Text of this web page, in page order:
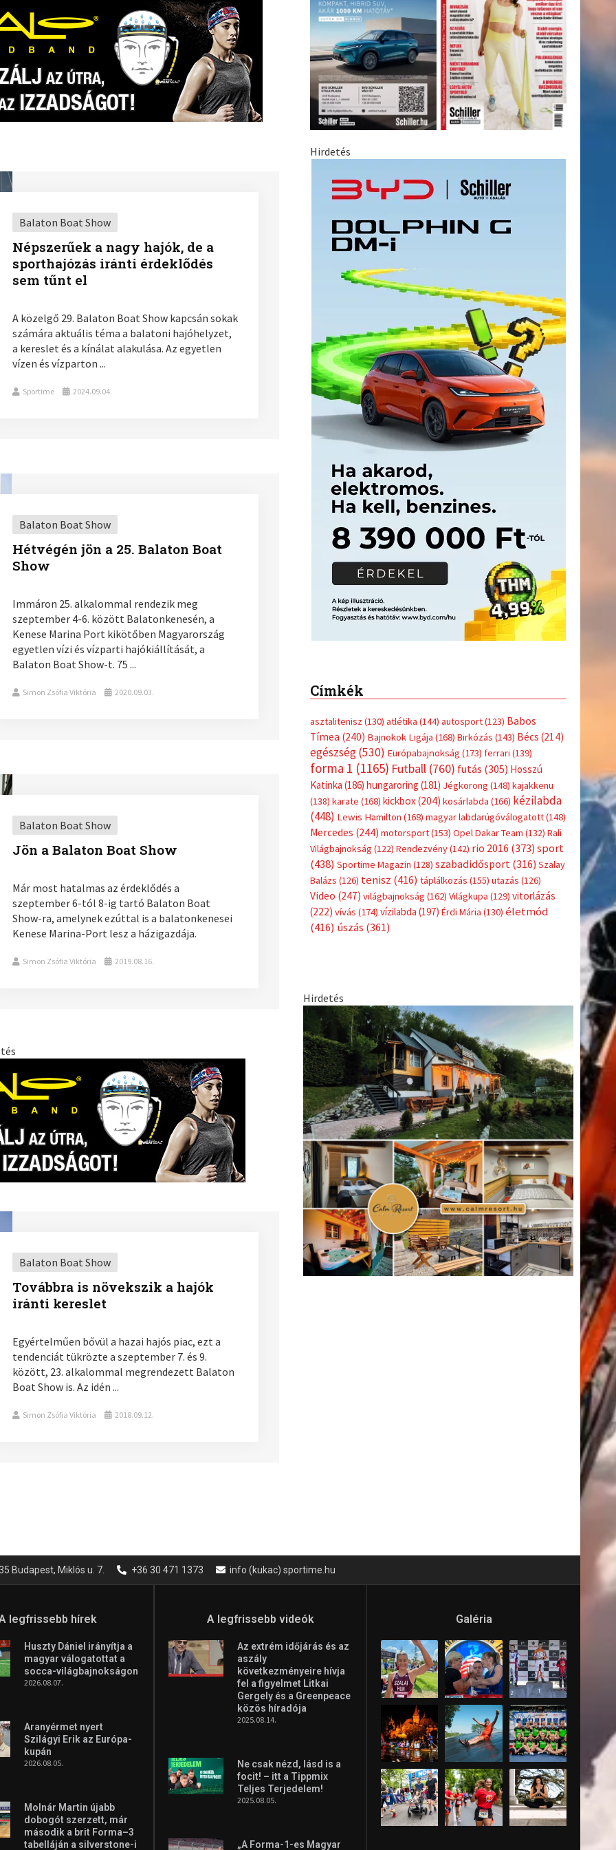
Balaton Boat Show
Népszerűek a nagy hajók, de a
sporthajózás iránti érdeklődés
sem tűnt el
A közelgő 29. Balaton Boat Show kapcsán sokak
számára aktuális téma a balatoni hajóhelyzet,
a kereslet és a kínálat alakulása. Az egyetlen
vízen és vízparton ...
Sportime 2024.09.04.
Balaton Boat Show
Hétvégén jön a 25. Balaton Boat
Show
Immáron 25. alkalommal rendezik meg
szeptember 4-6. között Balatonkenesén, a
Kenese Marina Port kikötőben Magyarország
egyetlen vízi és vízparti hajókiállítását, a
Balaton Boat Show-t. 75 ...
Simon Zsófia Viktória 2020.09.03.
Balaton Boat Show
Jön a Balaton Boat Show
Már most hatalmas az érdeklődés a
szeptember 6-tól 8-ig tartó Balaton Boat
Show-ra, amelynek ezúttal is a balatonkenesei
Kenese Marina-Port lesz a házigazdája.
Simon Zsófia Viktória 2019.08.16.
Balaton Boat Show
Továbbra is növekszik a hajók
iránti kereslet
Egyértelműen bővül a hazai hajós piac, ezt a
tendenciát tükrözte a szeptember 7. és 9.
között, 23. alkalommal megrendezett Balaton
Boat Show is. Az idén ...
Simon Zsófia Viktória 2018.09.12.
Hirdetés
Címkék
asztalitenisz (130) atlétika (144) autosport(123) Babos
Tímea (240) Bajnokok Ligája (168) Birkózás (143) Bécs (214)
egészség(530) Európabajnokság (173) ferrari (139)
forma 1 (1165) Futball (760) futás (305) Hosszú
Katinka (186) hungaroring (181) Jégkorong (148) kajakkenu
(138) karate (168) kickbox(204) kosárlabda (166) kézilabda
(448) Lewis Hamilton (168) magyar labdarúgóválogatott(148)
Mercedes (244) motorsport(153) Opel Dakar Team (132) Rali
Világbajnokság (122) Rendezvény(142) rio 2016 (373) sport
(438) Sportime Magazin (128) szabadidősport (316) Szalay
Balázs (126) tenisz (416) táplálkozás (155) utazás (126)
Video (247) világbajnokság (162) Világkupa (129) vitorlázás
(222) vívás (174) vízilabda (197) Érdi Mária (130) életmód
(416) úszás (361)
Hirdetés
Budapest, Miklós u. 7. +36 30 471 1373 info (kukac) sportime.hu
legfrissebb hírek
Huszty Dániel irányítja a
magyar válogatottat a
socca-világbajnokságon
2026.08.07.
Aranyérmet nyert
Szilágyi Erik az Európa-
kupán
2026.08.05.
Molnár Martin újabb
dobogót szerzett, már
második a brit Forma–3
tabelláján a silverstone-i
A legfrissebb videók
Az extrém időjárás és az
aszály
következményeire hívja
fel a figyelmet Litkai
Gergely és a Greenpeace
közös híradója
2025.08.14.
Ne csak nézd, lásd is a
focit! – itt a Tippmix
Teljes Terjedelem!
2025.08.05.
„A Forma-1-es Magyar
Galéria